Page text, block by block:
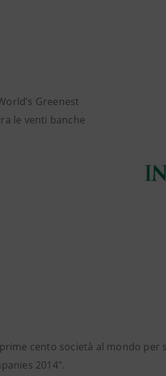
Greenest
le venti banche
cento società al mondo
2014".